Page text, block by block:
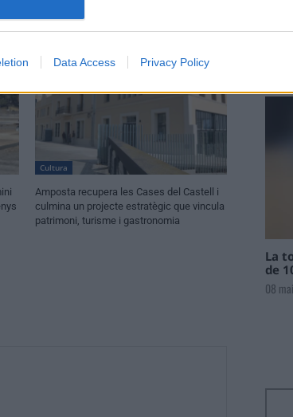
Data Access Privacy Policy
Cultura
Amposta recupera les Cases del Castell i
culmina un projecte estratègic que vincula
patrimoni, turisme i gastronomia
En
La
de
08